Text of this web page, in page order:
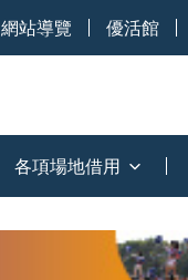
網站導覽 優活館
各項場地借用